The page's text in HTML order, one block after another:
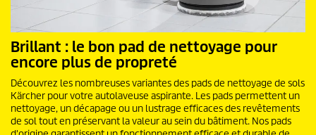
Brillant : le bon pad de nettoyage pour
encore plus de propreté
Découvrez les nombreuses variantes des pads de nettoyage de sols
Kärcher pour votre autolaveuse aspirante. Les pads permettent un
nettoyage, un décapage ou un lustrage efficaces des revêtements
de sol tout en préservant la valeur au sein du bâtiment. Nos pads